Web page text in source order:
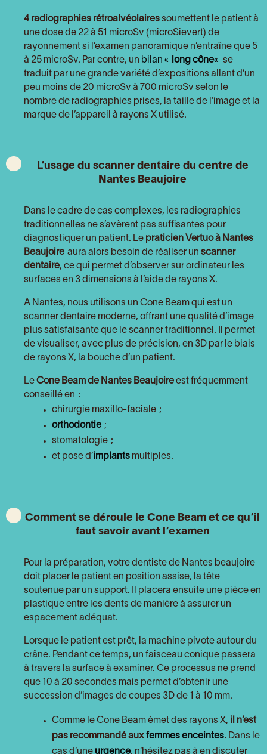
4 radiographies rétroalvéolaires soumettent le patient à
une dose de 22 à 51 microSv (microSievert) de
rayonnement si l’examen panoramique n’entraîne que 5
à 25 microSv. Par contre, un bilan « long cône«
se
traduit par une grande variété d’expositions allant d’un
peu moins de 20 microSv à 700 microSv selon le
nombre de radiographies prises, la taille de l’image et la
marque de l’appareil à rayons X utilisé.
L’usage du scanner dentaire du centre de
Nantes Beaujoire
Dans le cadre de cas complexes, les radiographies
traditionnelles ne s’avèrent pas suffisantes pour
diagnostiquer un patient. Le praticien Vertuo à Nantes
Beaujoire aura alors besoin de réaliser un scanner
dentaire, ce qui permet d’observer sur ordinateur les
surfaces en 3 dimensions à l’aide de rayons X.
A Nantes, nous utilisons un Cone Beam qui est un
scanner dentaire moderne, offrant une qualité d’image
plus satisfaisante que le scanner traditionnel. Il permet
de visualiser, avec plus de précision, en 3D par le biais
de rayons X, la bouche d’un patient.
Le Cone Beam de Nantes Beaujoire est fréquemment
conseillé en :
chirurgie maxillo-faciale ;
orthodontie ;
stomatologie ;
et pose d’ implants multiples.
Comment se déroule le Cone Beam et ce qu’il
faut savoir avant l’examen
Pour la préparation, votre dentiste de Nantes beaujoire
doit placer le patient en position assise, la tête
soutenue par un support. Il placera ensuite une pièce en
plastique entre les dents de manière à assurer un
espacement adéquat.
Lorsque le patient est prêt, la machine pivote autour du
crâne. Pendant ce temps, un faisceau conique passera
à travers la surface à examiner. Ce processus ne prend
que 10 à 20 secondes mais permet d’obtenir une
succession d’images de coupes 3D de 1 à 10 mm.
Comme le Cone Beam émet des rayons X, il n’est
pas recommandé aux femmes enceintes. Dans le
cas d’une urgence, n’hésitez pas à en discuter